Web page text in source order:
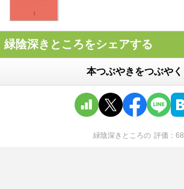
緑陰深きところをシェアする
本つぶやきをつぶやく
緑陰深きところの 評価 68